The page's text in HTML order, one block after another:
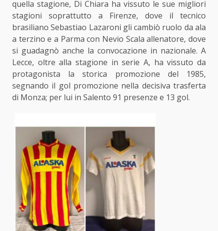
quella stagione, Di Chiara ha vissuto le sue migliori
stagioni soprattutto a Firenze, dove il tecnico
brasiliano Sebastiao Lazaroni gli cambiò ruolo da ala
a terzino e a Parma con Nevio Scala allenatore, dove
si guadagnò anche la convocazione in nazionale. A
Lecce, oltre alla stagione in serie A, ha vissuto da
protagonista la storica promozione del 1985,
segnando il gol promozione nella decisiva trasferta
di Monza; per lui in Salento 91 presenze e 13 gol.